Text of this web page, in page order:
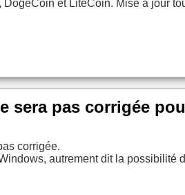
et LiteCoin. Mise à jour
sera pas corrigée
corrigée.
autrement dit la possibilité